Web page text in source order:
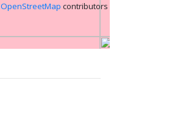
OpenStreetMap contributors